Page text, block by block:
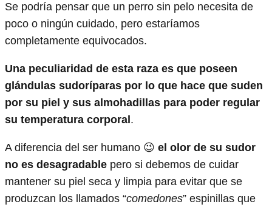
Se podría pensar que un perro sin pelo necesita de
poco o ningún cuidado, pero estaríamos
completamente equivocados.
Una peculiaridad de esta raza es que poseen
glándulas sudoríparas por lo que hace que suden
por su piel y sus almohadillas para poder regular
su temperatura corporal .
A diferencia del ser humano 😉 el olor de su sudor
no es desagradable pero si debemos de cuidar
mantener su piel seca y limpia para evitar que se
produzcan los llamados “comedones” espinillas que